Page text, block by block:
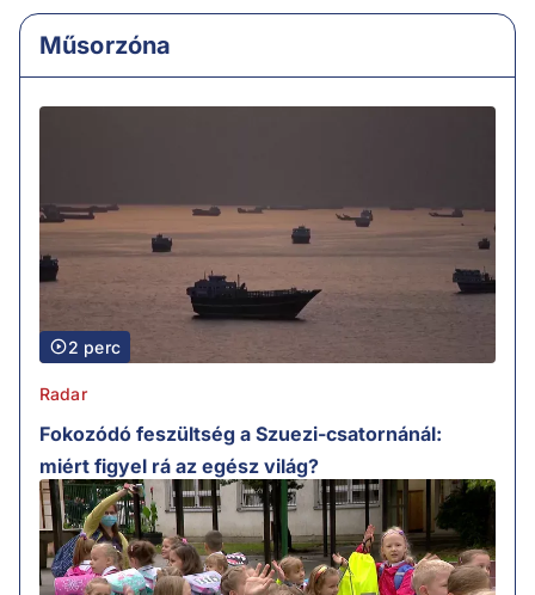
Műsorzóna
2 perc
Radar
Fokozódó feszültség a Szuezi-csatornánál:
miért figyel rá az egész világ?